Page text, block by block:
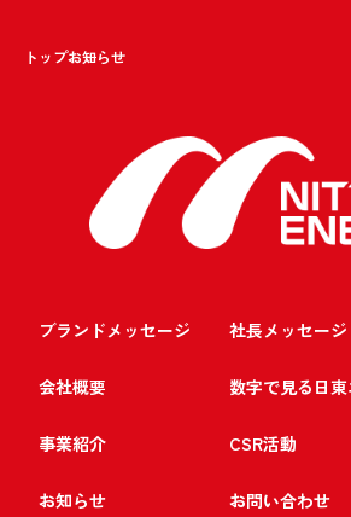
トップお知らせ
ブランドメッセージ 社長メッセージ
会社概要 数字で見る日
事業紹介 CSR活動
お知らせ お問い合わせ